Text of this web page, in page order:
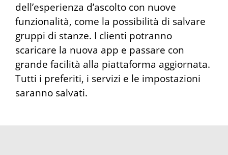
dell’esperienza d’ascolto con nuove
funzionalità, come la possibilità di salvare
gruppi di stanze. I clienti potranno
scaricare la nuova app e passare con
grande facilità alla piattaforma aggiornata.
Tutti i preferiti, i servizi e le impostazioni
saranno salvati.